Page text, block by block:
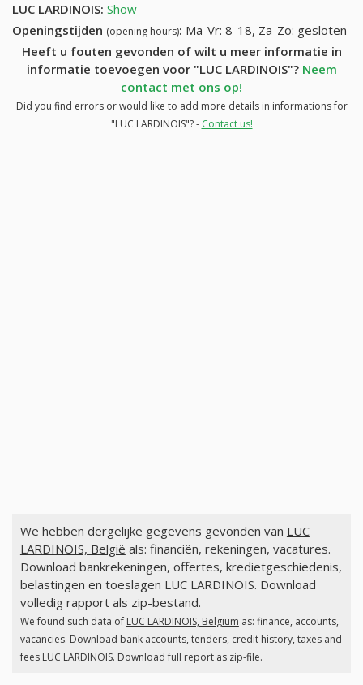
LUC LARDINOIS: Show
Openingstijden (opening hours): Ma-Vr: 8-18, Za-Zo: gesloten
Heeft u fouten gevonden of wilt u meer informatie in
informatie toevoegen voor "LUC LARDINOIS"? Neem
contact met ons op!
Did you find errors or would like to add more details in informations for
"LUC LARDINOIS"? - Contact us!
We hebben dergelijke gegevens gevonden van LUC
LARDINOIS, België als: financiën, rekeningen, vacatures.
Download bankrekeningen, offertes, kredietgeschiedenis,
belastingen en toeslagen LUC LARDINOIS. Download
volledig rapport als zip-bestand.
We found such data of LUC LARDINOIS, Belgium as: finance, accounts,
vacancies. Download bank accounts, tenders, credit history, taxes and
fees LUC LARDINOIS. Download full report as zip-file.